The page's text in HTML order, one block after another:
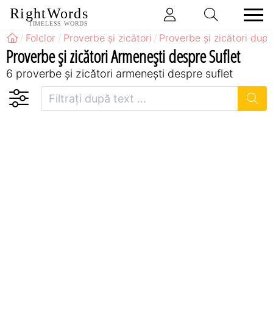
RightWords
TIMELESS WORDS
Folclor Proverbe și zicători Proverbe și zicători
Proverbe și zicători Armeneşti despre Suflet
6 proverbe și zicători armeneşti despre suflet